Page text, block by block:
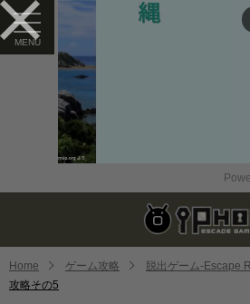
Home ゲーム攻略
脱出ゲーム-Escape
攻略その5